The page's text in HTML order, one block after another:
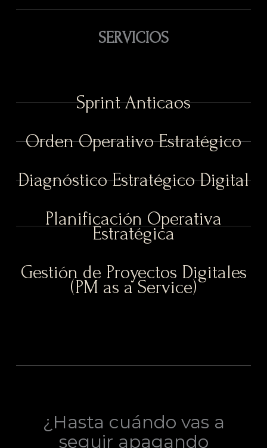
SERVICIOS
Sprint Anticaos
Orden Operativo Estratégico
Diagnóstico Estratégico Digital
Planificación Operativa
Estratégica
Gestión de Proyectos Digitales
(PM as a Service)
¿Hasta cuándo vas a
seguir apagando